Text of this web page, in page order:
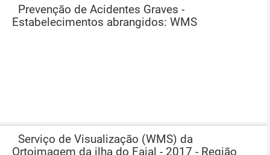
Prevenção de Acidentes Graves -
Estabelecimentos abrangidos: WMS
Serviço de Visualização (WMS) da
Ortoimagem da ilha do Faial - 2017 - Região